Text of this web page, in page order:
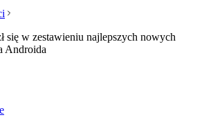
się w zestawieniu najlepszych nowych
Androida